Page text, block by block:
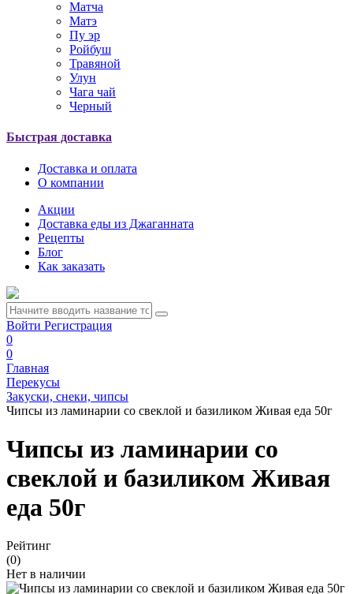
Матча
Матэ
Пу эр
Ройбуш
Травяной
Улун
Чага чай
Черный
Быстрая доставка
Доставка и оплата
О компании
Акции
Доставка еды из Джаганната
Рецепты
Блог
Как заказать
Войти Регистрация
0
0
Главная
Перекусы
Закуски, снеки, чипсы
Чипсы из ламинарии со свеклой и базиликом Живая еда 50г
Чипсы из ламинарии со
свеклой и базиликом Живая
еда 50г
Рейтинг
(0)
Нет в наличии